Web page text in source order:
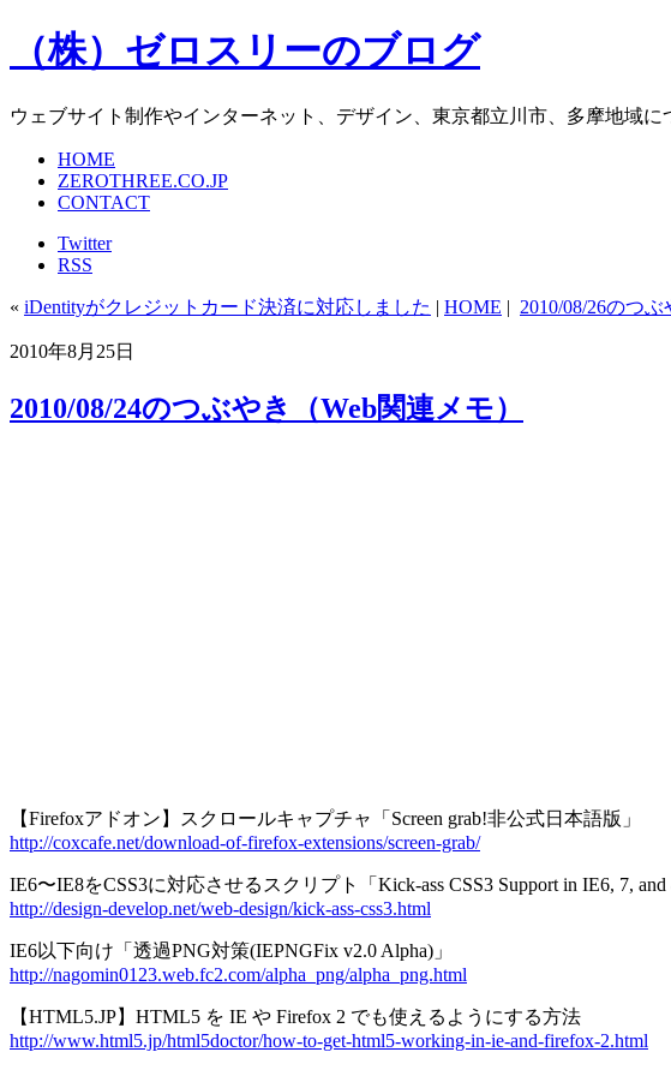
（株）ゼロスリーのブログ
ウェブサイト制作やインターネット、デザイン、東京都立川市、多摩地域に
HOME
ZEROTHREE.CO.JP
CONTACT
Twitter
RSS
« iDentityがクレジットカード決済に対応しました | HOME | 2010/08/26のつぶ
2010年8月25日
2010/08/24のつぶやき（Web関連メモ）
【Firefoxアドオン】スクロールキャプチャ「Screen grab!非公式日本語版」
http://coxcafe.net/download-of-firefox-extensions/screen-grab/
IE6〜IE8をCSS3に対応させるスクリプト「Kick-ass CSS3 Support in IE6, 7, and
http://design-develop.net/web-design/kick-ass-css3.html
IE6以下向け「透過PNG対策(IEPNGFix v2.0 Alpha)」
http://nagomin0123.web.fc2.com/alpha_png/alpha_png.html
【HTML5.JP】HTML5 を IE や Firefox 2 でも使えるようにする方法
http://www.html5.jp/html5doctor/how-to-get-html5-working-in-ie-and-firefox-2.html